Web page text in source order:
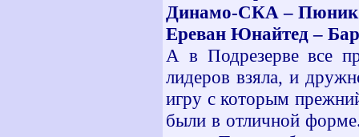
Динамо-СКА –
Ереван Юнайтед –
А в Подрезерве все
лидеров взяла, и
игру с которым
были в отличной